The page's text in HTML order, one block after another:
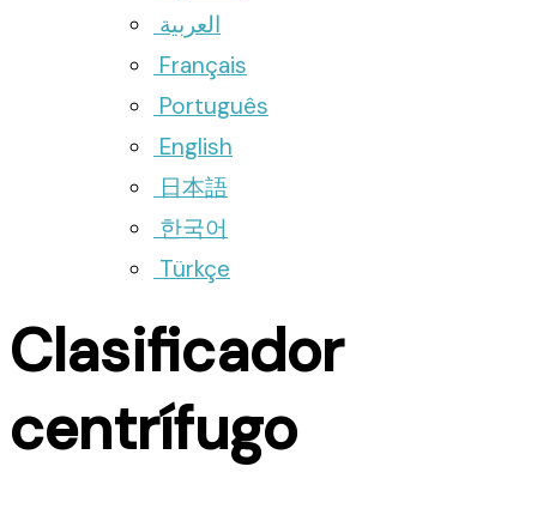
العربية
Français
Português
English
日本語
한국어
Türkçe
Clasificador
centrífugo